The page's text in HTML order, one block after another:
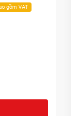
gồm VAT